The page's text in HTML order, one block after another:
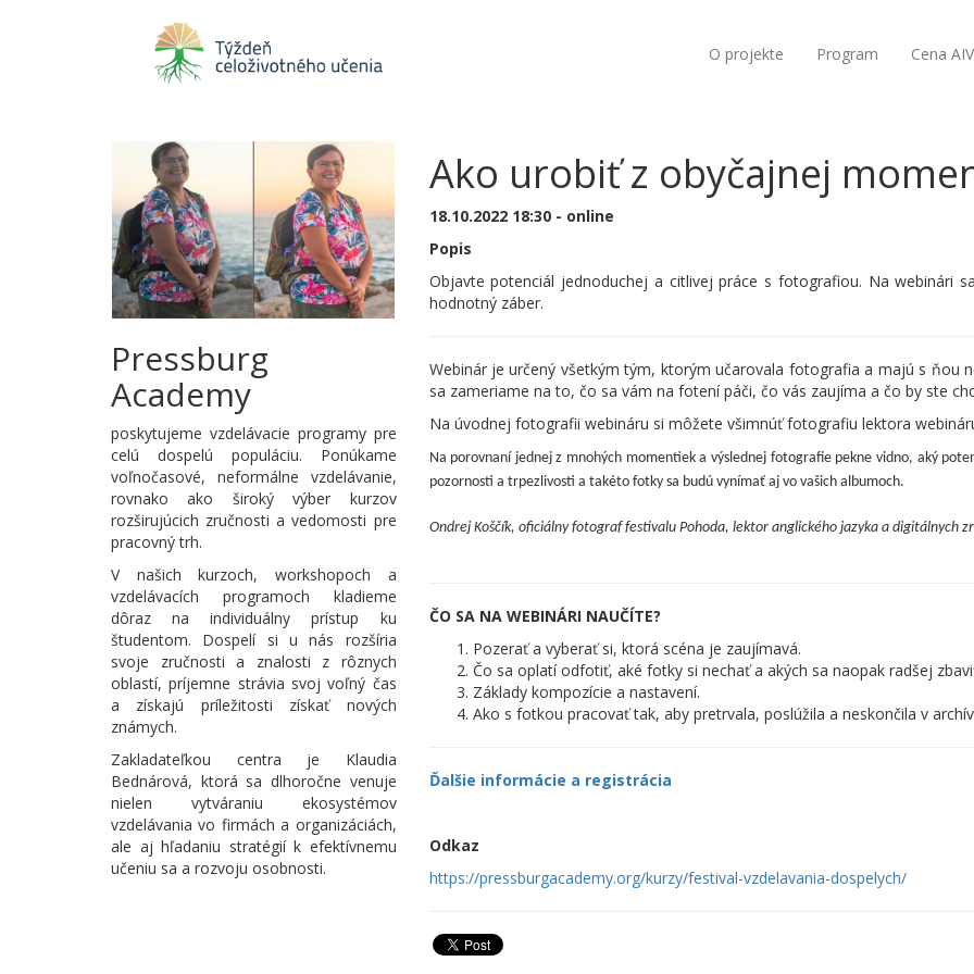
O projekte Program Cena
Pressburg
Academy
poskytujeme vzdelávacie programy pre
celú dospelú populáciu. Ponúkame
voľnočasové, neformálne vzdelávanie,
rovnako ako široký výber kurzov
rozširujúcich zručnosti a vedomosti pre
pracovný trh.
V našich kurzoch, workshopoch a
vzdelávacích programoch kladieme
dôraz na individuálny prístup ku
študentom. Dospelí si u nás rozšíria
svoje zručnosti a znalosti z rôznych
oblastí, príjemne strávia svoj voľný čas
a získajú príležitosti získať nových
známych.
Zakladateľkou centra je Klaudia
Bednárová, ktorá sa dlhoročne venuje
nielen vytváraniu ekosystémov
vzdelávania vo firmách a organizáciách,
ale aj hľadaniu stratégií k efektívnemu
učeniu sa a rozvoju osobnosti.
Ako urobiť z obyčajnej
18.10.2022 18:30 - online
Popis
Objavte potenciál jednoduchej a citlivej práce s fotografiou. Na webinári
hodnotný záber.
Webinár je určený všetkým tým, ktorým učarovala fotografia a majú s ňou
sa zameriame na to, čo sa vám na fotení páči, čo vás zaujíma a čo by ste
Na úvodnej fotografii webináru si môžete všimnúť fotografiu lektora
Na porovnaní jednej z mnohých momentiek a výslednej fotografie pekne vidno, aký
pozornosti a trpezlivosti a takéto fotky sa budú vynímať aj vo vašich albumoch.
Ondrej Koščík, oficiálny fotograf festivalu Pohoda, lektor anglického jazyka a digitálnych
ČO SA NA WEBINÁRI NAUČÍTE?
Pozerať a vyberať si, ktorá scéna je zaujímavá.
Čo sa oplatí odfotiť, aké fotky si nechať a akých sa naopak radšej
Základy kompozície a nastavení.
Ako s fotkou pracovať tak, aby pretrvala, poslúžila a neskončila v
Ďalšie informácie a registrácia
Odkaz
https://pressburgacademy.org/kurzy/festival-vzdelavania-dospelych/